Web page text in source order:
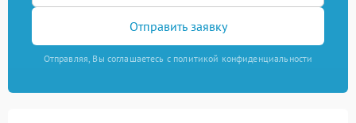
Отправить заявку
Отправляя, Вы соглашаетесь с политикой конфиденциальности